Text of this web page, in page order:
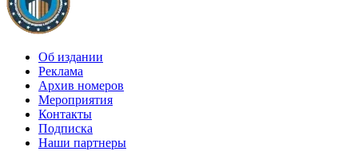
Об издании
Реклама
Архив номеров
Мероприятия
Контакты
Подписка
Наши партнеры